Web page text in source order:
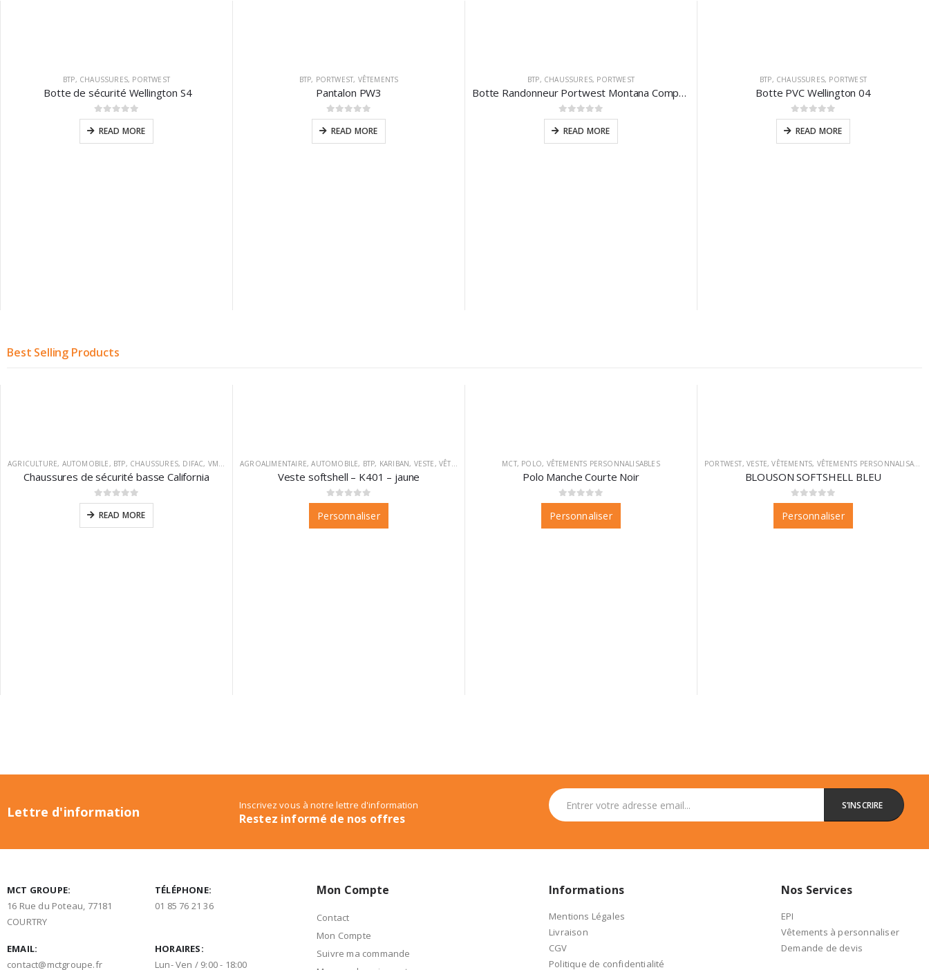
BTP, CHAUSSURES, PORTWEST
Botte de sécurité Wellington S4
0sur 5
READ MORE
BTP, PORTWEST, VÊTEMENTS
Pantalon PW3
0sur 5
READ MORE
BTP, CHAUSSURES, PORTWEST
Botte Randonneur Portwest Montana Compositelite S3
0sur 5
READ MORE
BTP, CHAUSSURES, PORTWEST
Botte PVC Wellington 04
0sur 5
READ MORE
Best Selling Products
AGRICULTURE, AUTOMOBILE, BTP, CHAUSSURES, DIFAC, VM FOOTWEAR
Chaussures de sécurité basse California
0sur 5
READ MORE
AGROALIMENTAIRE,AUTOMOBILE, BTP, KARIBAN, VESTE,VÊTEMENTS VÊTEMENTS PERSONNALISABLES
Veste softshell – K401 – jaune
0sur 5
Personnaliser
MCT, POLO, VÊTEMENTS PERSONNALISABLES
Polo Manche Courte Noir
0sur 5
Personnaliser
PORTWEST,VESTE,VÊTEMENTS, VÊTEMENTS PERSONNALISABLES
BLOUSON SOFTSHELL BLEU
0sur 5
Personnaliser
Lettre d'information Inscrivez vous à notre lettre d'information
Restez informé de nos offres
MCT GROUPE:
16 Rue du Poteau, 77181
COURTRY
TÉLÉPHONE:
01 85 76 21 36
EMAIL:
contact@mctgroupe.fr
HORAIRES:
Lun- Ven / 9:00 - 18:00
Mon Compte
Contact
Mon Compte
Suivre ma commande
Informations
Mentions Légales
Livraison
CGV
Politique de confidentialité
Nos Services
EPI
Vêtements à personnaliser
Demande de devis